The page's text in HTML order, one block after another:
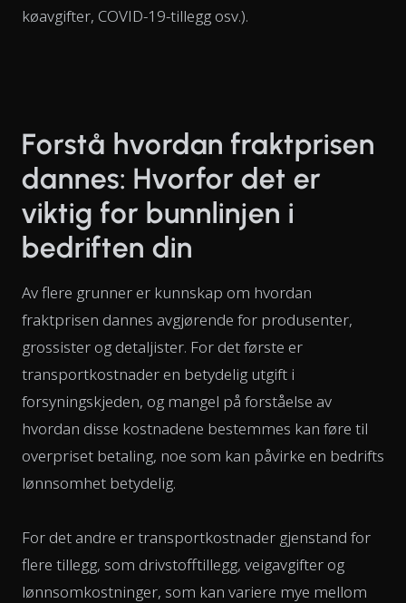
køavgifter, COVID-19-tillegg osv.).
Forstå hvordan fraktprisen
dannes: Hvorfor det er
viktig for bunnlinjen i
bedriften din
Av flere grunner er kunnskap om hvordan
fraktprisen dannes avgjørende for produsenter,
grossister og detaljister. For det første er
transportkostnader en betydelig utgift i
forsyningskjeden, og mangel på forståelse av
hvordan disse kostnadene bestemmes kan føre til
overpriset betaling, noe som kan påvirke en bedrifts
lønnsomhet betydelig.
For det andre er transportkostnader gjenstand for
flere tillegg, som drivstofftillegg, veigavgifter og
lønnsomkostninger, som kan variere mye mellom